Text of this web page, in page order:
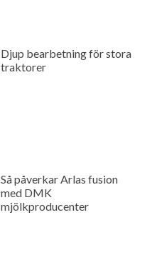
Djup bearbetning för stora
traktorer
Så påverkar Arlas fusion
med DMK
mjölkproducenter